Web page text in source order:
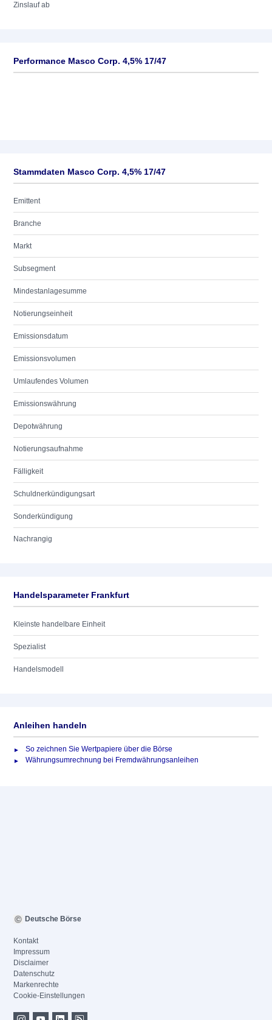
Zinslauf ab
Performance Masco Corp. 4,5% 17/47
Stammdaten Masco Corp. 4,5% 17/47
Emittent
Branche
Markt
Subsegment
Mindestanlagesumme
Notierungseinheit
Emissionsdatum
Emissionsvolumen
Umlaufendes Volumen
Emissionswährung
Depotwährung
Notierungsaufnahme
Fälligkeit
Schuldnerkündigungsart
Sonderkündigung
Nachrangig
Handelsparameter Frankfurt
Kleinste handelbare Einheit
Spezialist
Handelsmodell
Anleihen handeln
So zeichnen Sie Wertpapiere über die Börse
Währungsumrechnung bei Fremdwährungsanleihen
Deutsche Börse
Kontakt
Impressum
Disclaimer
Datenschutz
Markenrechte
Cookie-Einstellungen